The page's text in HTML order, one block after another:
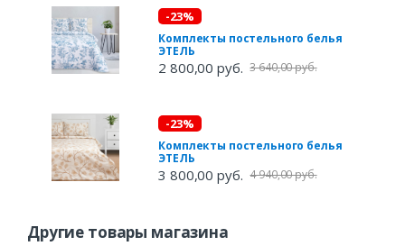
-23%
Комплекты постельного белья
ЭТЕЛЬ
2 800,00 руб. 3 640,00 руб.
-23%
Комплекты постельного белья
ЭТЕЛЬ
3 800,00 руб. 4 940,00 руб.
Другие товары магазина